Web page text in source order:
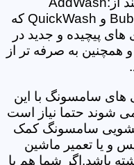
Bubble Wash VRT Smart Control و QuickWash که
پیچیده و جدید در
به صرفه تر از
های سامسونگ با این
شوند حتما نیاز است
سامسونگ کمک
و یا تعمیر ماشین
باشد.اگر شما هم با